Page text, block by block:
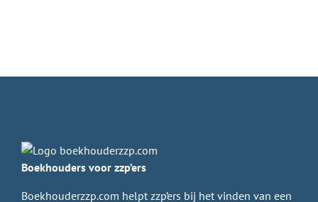
Boekhouders voor zzp’ers
Boekhouderzzp.com helpt zzp’ers bij het vinden van een